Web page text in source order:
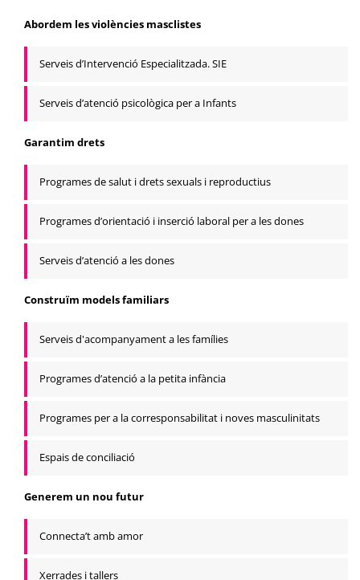
Abordem les violències masclistes
Serveis d’Intervenció Especialitzada. SIE
Serveis d’atenció psicològica per a Infants
Garantim drets
Programes de salut i drets sexuals i reproductius
Programes d’orientació i inserció laboral per a les dones
Serveis d’atenció a les dones
Construïm models familiars
Serveis d'acompanyament a les famílies
Programes d’atenció a la petita infància
Programes per a la corresponsabilitat i noves masculinitats
Espais de conciliació
Generem un nou futur
Connecta’t amb amor
Xerrades i tallers